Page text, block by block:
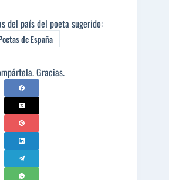
del país del poeta sugerido:
de España
Gracias.